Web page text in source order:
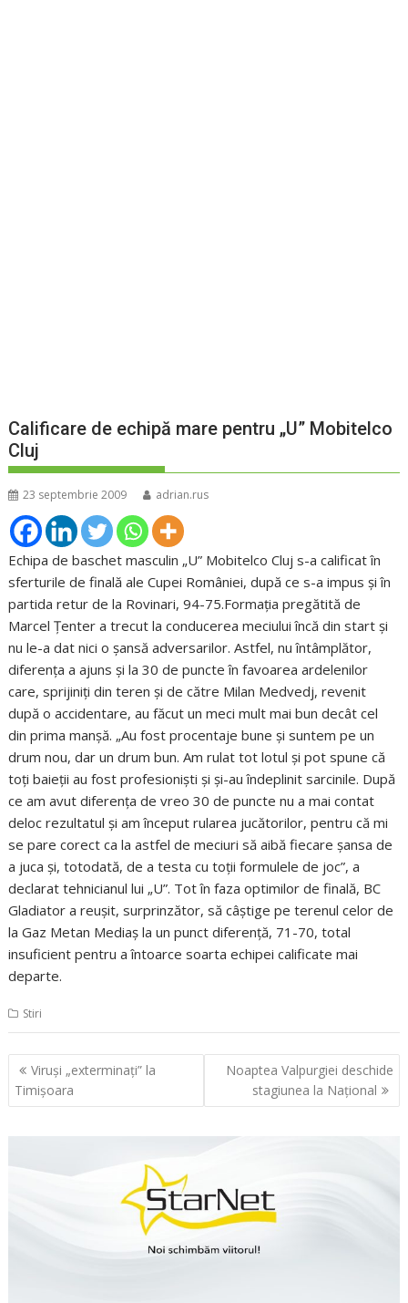
Calificare de echipă mare pentru „U” Mobitelco
Cluj
23 septembrie 2009 adrian.rus
Echipa de baschet masculin „U” Mobitelco Cluj s-a calificat în
sferturile de finală ale Cupei României, după ce s-a impus şi în
partida retur de la Rovinari, 94-75.Formaţia pregătită de
Marcel Ţenter a trecut la conducerea meciului încă din start şi
nu le-a dat nici o şansă adversarilor. Astfel, nu întâmplător,
diferenţa a ajuns şi la 30 de puncte în favoarea ardelenilor
care, sprijiniţi din teren şi de către Milan Medvedj, revenit
după o accidentare, au făcut un meci mult mai bun decât cel
din prima manşă. „Au fost procentaje bune şi suntem pe un
drum nou, dar un drum bun. Am rulat tot lotul şi pot spune că
toţi baieţii au fost profesionişti şi şi-au îndeplinit sarcinile. După
ce am avut diferenţa de vreo 30 de puncte nu a mai contat
deloc rezultatul şi am început rularea jucătorilor, pentru că mi
se pare corect ca la astfel de meciuri să aibă fiecare şansa de
a juca şi, totodată, de a testa cu toţii formulele de joc”, a
declarat tehnicianul lui „U”. Tot în faza optimilor de finală, BC
Gladiator a reuşit, surprinzător, să câştige pe terenul celor de
la Gaz Metan Mediaş la un punct diferenţă, 71-70, total
insuficient pentru a întoarce soarta echipei calificate mai
departe.
Stiri
Navigare
în
articole
Viruşi „exterminaţi” la
Timişoara
Noaptea Valpurgiei deschide
stagiunea la Naţional